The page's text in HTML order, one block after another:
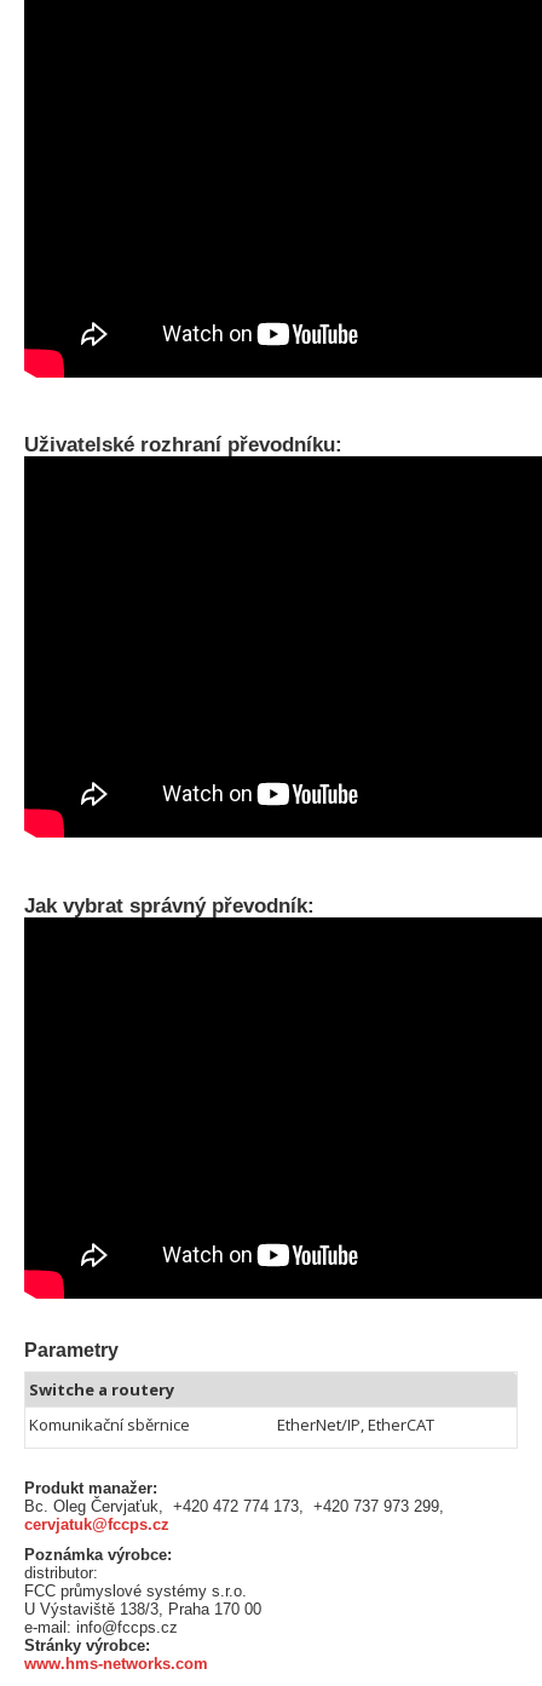
Uživatelské rozhraní převodníku:
Jak vybrat správný převodník:
Parametry
Switche a routery
Komunikační sběrnice
EtherNet/IP, EtherCAT
Produkt manažer:
Bc. Oleg Červjaťuk, +420 472 774 173, +420 737 973 299,
cervjatuk@fccps.cz
Poznámka výrobce:
distributor:
FCC průmyslové systémy s.r.o.
U Výstaviště 138/3, Praha 170 00
e-mail: info@fccps.cz
Stránky výrobce:
www.hms-networks.com